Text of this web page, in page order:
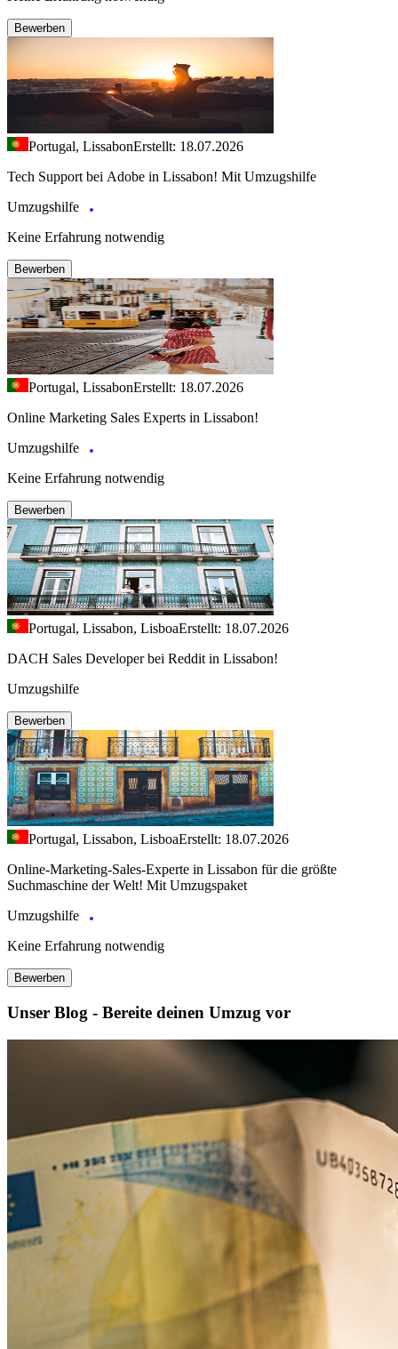
Bewerben
Portugal, LissabonErstellt: 18.07.2026
Tech Support bei Adobe in Lissabon! Mit Umzugshilfe
Umzugshilfe
Keine Erfahrung notwendig
Bewerben
Portugal, LissabonErstellt: 18.07.2026
Online Marketing Sales Experts in Lissabon!
Umzugshilfe
Keine Erfahrung notwendig
Bewerben
Portugal, Lissabon, LisboaErstellt: 18.07.2026
DACH Sales Developer bei Reddit in Lissabon!
Umzugshilfe
Bewerben
Portugal, Lissabon, LisboaErstellt: 18.07.2026
Online-Marketing-Sales-Experte in Lissabon für die größte
Suchmaschine der Welt! Mit Umzugspaket
Umzugshilfe
Keine Erfahrung notwendig
Bewerben
Unser Blog - Bereite deinen Umzug vor